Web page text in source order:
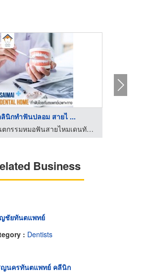
นิกทำฟันปลอม สายไ ...
คลินิกทันตกรรมหมอฟันสายไหมเดนทัลโฮม
Business
ชัยทันตแพทย์
: Dentists
ญนครทันตแพทย์ คลีนิก